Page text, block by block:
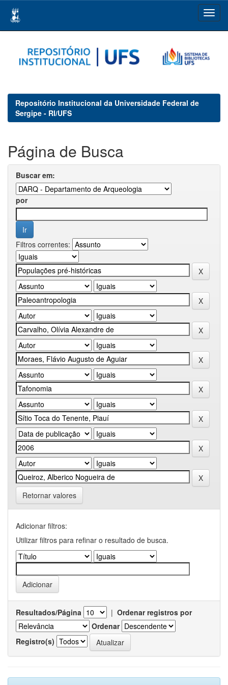
navigation
Repositório Institucional da Universidade Federal de
Sergipe - RI/UFS
Página de Busca
Buscar em:
por
Filtros correntes:
Retornar valores
Adicionar filtros:
Utilizar filtros para refinar o resultado de busca.
Resultados/Página | Ordenar registros por
Ordenar
Registro(s)